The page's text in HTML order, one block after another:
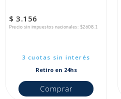
$ 3.156
Precio sin impuestos nacionales: $2608.1
3 cuotas sin interés
Retiro en 24hs
Comprar